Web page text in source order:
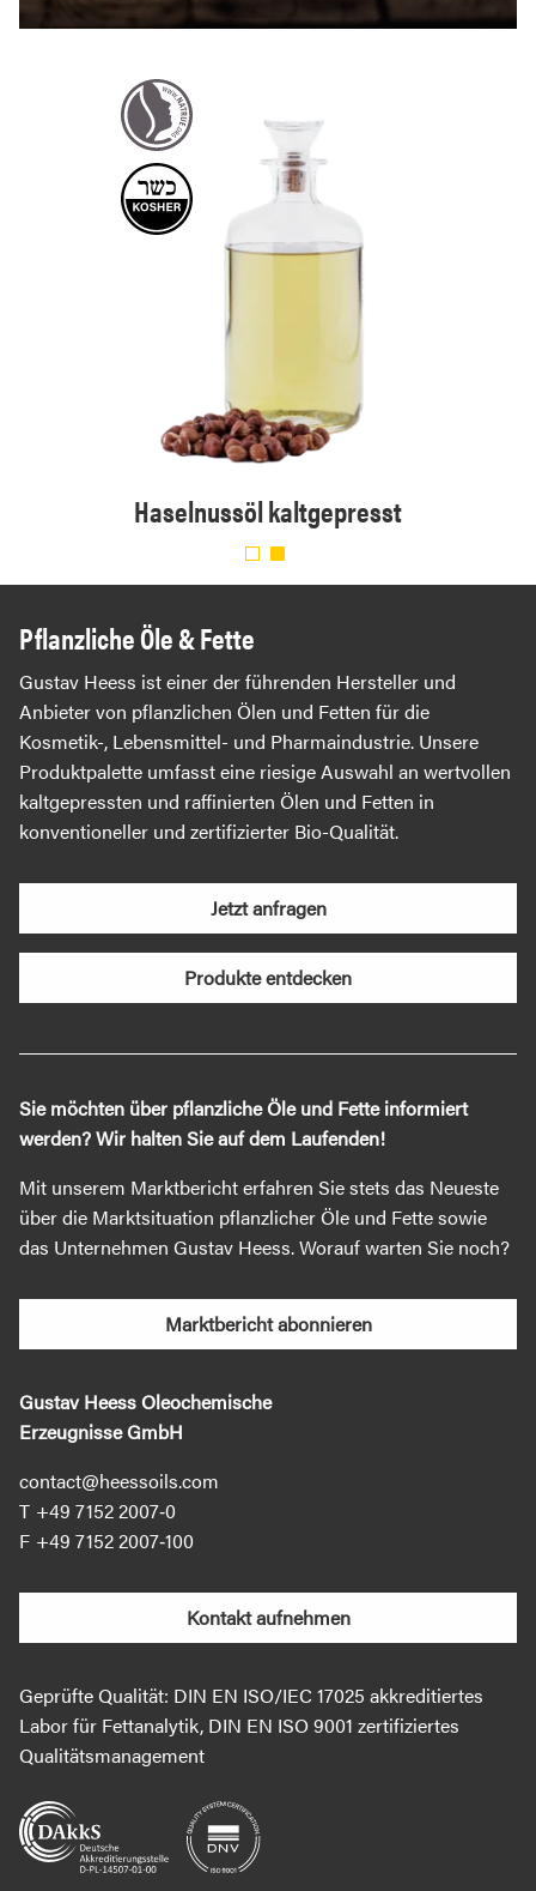
Haselnussöl kaltgepresst
Pflanzliche Öle & Fette
Gustav Heess ist einer der führenden Hersteller und
Anbieter von pflanzlichen Ölen und Fetten für die
Kosmetik-, Lebensmittel- und Pharmaindustrie. Unsere
Produktpalette umfasst eine riesige Auswahl an wertvollen
kaltgepressten und raffinierten Ölen und Fetten in
konventioneller und zertifizierter Bio-Qualität.
Jetzt anfragen
Produkte entdecken
Sie möchten über pflanzliche Öle und Fette informiert
werden? Wir halten Sie auf dem Laufenden!
Mit unserem Marktbericht erfahren Sie stets das Neueste
über die Marktsituation pflanzlicher Öle und Fette sowie
das Unternehmen Gustav Heess. Worauf warten Sie noch?
Marktbericht abonnieren
Gustav Heess Oleochemische
Erzeugnisse GmbH
contact@heessoils.com
+49 7152 2007‐0
+49 7152 2007‐100
Kontakt aufnehmen
Geprüfte Qualität: DIN EN ISO/IEC 17025 akkreditiertes
Labor für Fettanalytik, DIN EN ISO 9001 zertifiziertes
Qualitätsmanagement